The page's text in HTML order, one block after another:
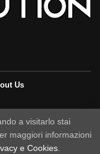
Us
a visitarlo stai
maggiori informazioni
e Cookies.